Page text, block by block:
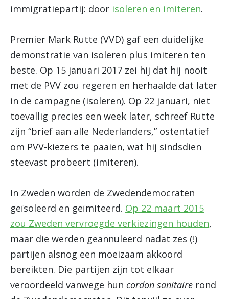
immigratiepartij: door isoleren en imiteren.
Premier Mark Rutte (VVD) gaf een duidelijke
demonstratie van isoleren plus imiteren ten
beste. Op 15 januari 2017 zei hij dat hij nooit
met de PVV zou regeren en herhaalde dat later
in de campagne (isoleren). Op 22 januari, niet
toevallig precies een week later, schreef Rutte
zijn “brief aan alle Nederlanders,” ostentatief
om PVV-kiezers te paaien, wat hij sindsdien
steevast probeert (imiteren).
In Zweden worden de Zwedendemocraten
geïsoleerd en geïmiteerd. Op 22 maart 2015
zou Zweden vervroegde verkiezingen houden,
maar die werden geannuleerd nadat zes (!)
partijen alsnog een moeizaam akkoord
bereikten. Die partijen zijn tot elkaar
veroordeeld vanwege hun cordon sanitaire rond